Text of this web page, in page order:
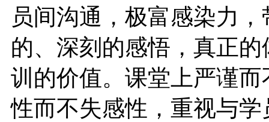
员间沟通，极富感染力
的、深刻的感悟，真正
训的价值。课堂上严谨
性而不失感性，重视与